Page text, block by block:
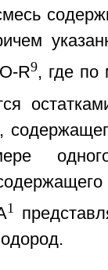
R9, где по
1